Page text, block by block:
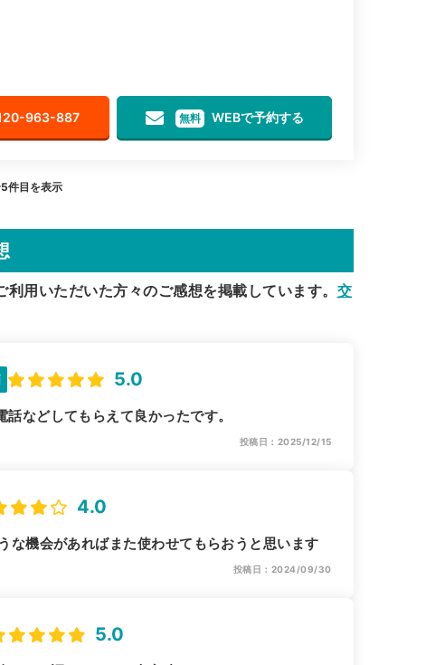
963-887 無料 WEBで予約する
件目を表示
用いただいた方々のご感想を掲載しています。 交
5.0
などしてもらえて良かったです。
投稿日：2025/12/15
4.0
な機会があればまた使わせてもらおうと思います
投稿日：2024/09/30
5.0